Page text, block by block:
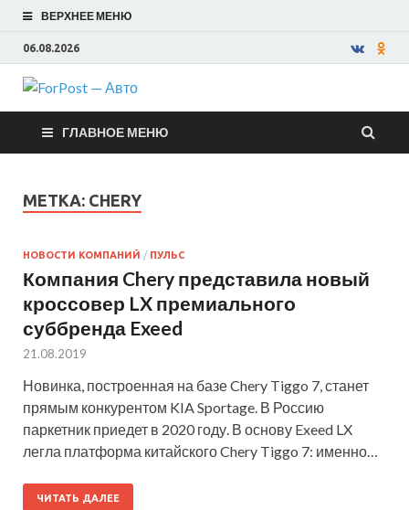
ВЕРХНЕЕ МЕНЮ
06.08.2026
ForPost —
Авто
ГЛАВНОЕ МЕНЮ
МЕТКА: CHERY
НОВОСТИ КОМПАНИЙ / ПУЛЬС
Компания Chery представила новый
кроссовер LX премиального
суббренда Exeed
21.08.2019
Новинка, построенная на базе Chery Tiggo 7, станет
прямым конкурентом KIA Sportage. В Россию
паркетник приедет в 2020 году. В основу Exeed LX
легла платформа китайского Chery Tiggo 7: именно…
ЧИТАТЬ ДАЛЕЕ